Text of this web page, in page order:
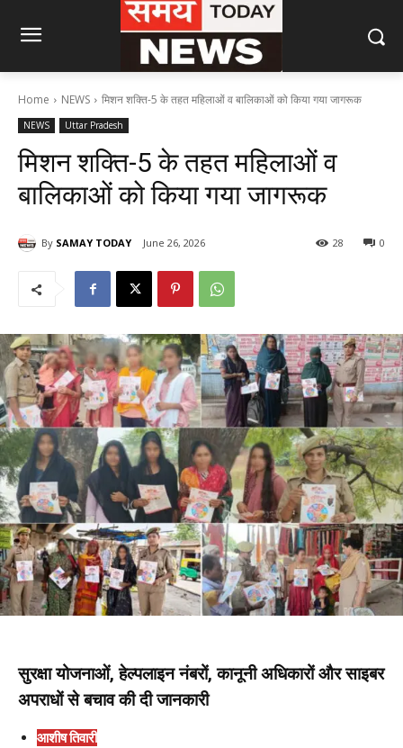
Home NEWS मिशन शक्ति-5 के तहत महिलाओं व बालिकाओं को किया गया जागरूक
NEWS Uttar Pradesh
मिशन शक्ति-5 के तहत महिलाओं व
बालिकाओं को किया गया जागरूक
By SAMAY TODAY June 26, 2026 0
28
सुरक्षा योजनाओं, हेल्पलाइन नंबरों, कानूनी अधिकारों और साइबर
अपराधों से बचाव की दी जानकारी
आशीष तिवारी